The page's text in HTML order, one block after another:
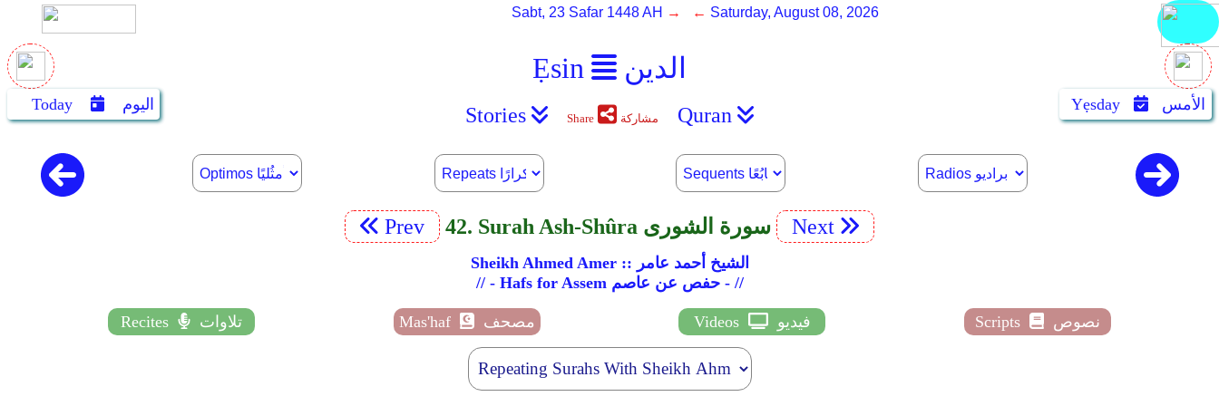
Ẹsin الدين
Sabt, 23 Safar 1448 AH → ← Saturday, August 08, 2026
Today اليوم Yẹsday الأمس Stories Share مشاركة Quran
Prev 42. Surah Ash-Shûra سورة الشورى Next
Sheikh Ahmed Amer :: الشيخ أحمد عامر
// - Hafs for Assem حفص عن عاصم - //
Recites تلاوات Mas'haf مصحف Videos فيديو Scripts نصوص